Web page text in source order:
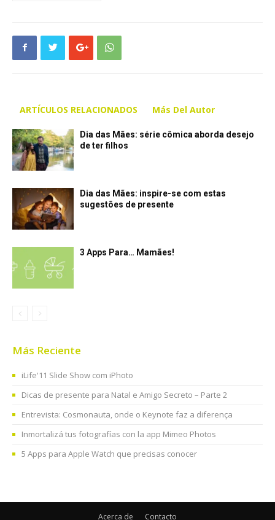
ARTÍCULOS RELACIONADOS Más Del Autor
Dia das Mães: série cômica aborda desejo
de ter filhos
Dia das Mães: inspire-se com estas
sugestões de presente
3 Apps Para… Mamães!
Más Reciente
iLife'11 Slide Show com iPhoto
Dicas de presente para Natal e Amigo Secreto – Parte 2
Entrevista: Cosmonauta, onde o Keynote faz a diferença
Inmortalizá tus fotografías con la app Mimeo Photos
5 Apps para Apple Watch que precisas conocer
Acerca de Contacto